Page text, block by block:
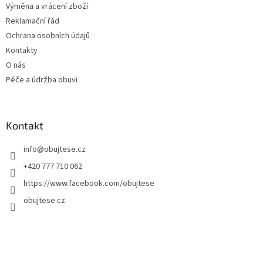
Výměna a vrácení zboží
Reklamační řád
Ochrana osobních údajů
Kontakty
O nás
Péče a údržba obuvi
Kontakt
info@obujtese.cz
+420 777 710 062
https://www.facebook.com/obujtese
obujtese.cz